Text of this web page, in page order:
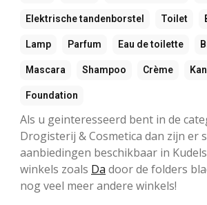
Elektrische tandenborstel Toilet
Lamp Parfum Eau de toilette
Mascara Shampoo Crème Kan
Foundation
Als u geinteresseerd bent in de
Drogisterij & Cosmetica dan zijn er
aanbiedingen beschikbaar in
winkels zoals Da door de folders
nog veel meer andere winkels!